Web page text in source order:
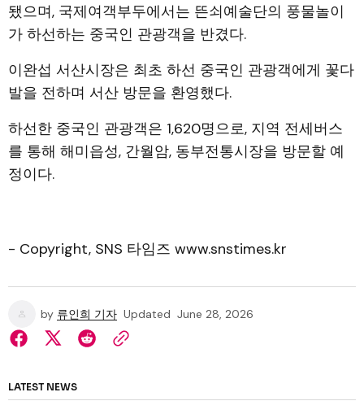
됐으며, 국제여객부두에서는 뜬쇠예술단의 풍물놀이
가 하선하는 중국인 관광객을 반겼다.
이완섭 서산시장은 최초 하선 중국인 관광객에게 꽃다
발을 전하며 서산 방문을 환영했다.
하선한 중국인 관광객은 1,620명으로, 지역 전세버스
를 통해 해미읍성, 간월암, 동부전통시장을 방문할 예
정이다.
- Copyright, SNS 타임즈 www.snstimes.kr
by 류인희 기자 Updated June 28, 2026
LATEST NEWS